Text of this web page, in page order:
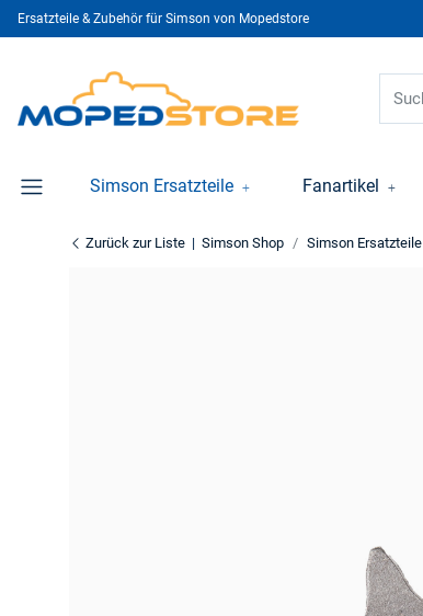
Ersatzteile & Zubehör für Simson von Mopedstore
Simson Ersatzteile Fanartikel
Zurück zur Liste Simson Shop Simson Ersatzteile